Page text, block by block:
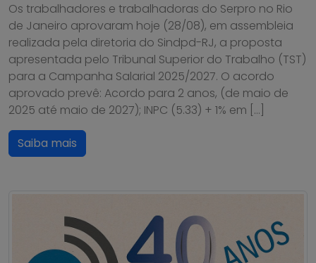
Os trabalhadores e trabalhadoras do Serpro no Rio
de Janeiro aprovaram hoje (28/08), em assembleia
realizada pela diretoria do Sindpd-RJ, a proposta
apresentada pelo Tribunal Superior do Trabalho (TST)
para a Campanha Salarial 2025/2027. O acordo
aprovado prevê: Acordo para 2 anos, (de maio de
2025 até maio de 2027); INPC (5.33) + 1% em […]
Saiba mais